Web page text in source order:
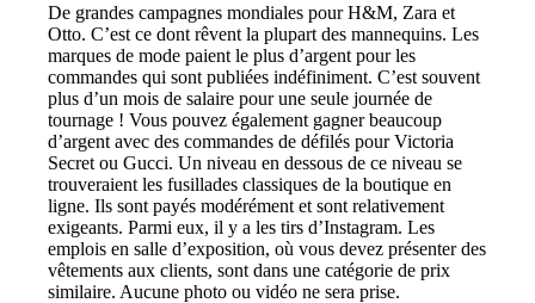
De grandes campagnes mondiales pour H&M, Zara et
Otto. C’est ce dont rêvent la plupart des mannequins. Les
marques de mode paient le plus d’argent pour les
commandes qui sont publiées indéfiniment. C’est souvent
plus d’un mois de salaire pour une seule journée de
tournage ! Vous pouvez également gagner beaucoup
d’argent avec des commandes de défilés pour Victoria
Secret ou Gucci. Un niveau en dessous de ce niveau se
trouveraient les fusillades classiques de la boutique en
ligne. Ils sont payés modérément et sont relativement
exigeants. Parmi eux, il y a les tirs d’Instagram. Les
emplois en salle d’exposition, où vous devez présenter des
vêtements aux clients, sont dans une catégorie de prix
similaire. Aucune photo ou vidéo ne sera prise.